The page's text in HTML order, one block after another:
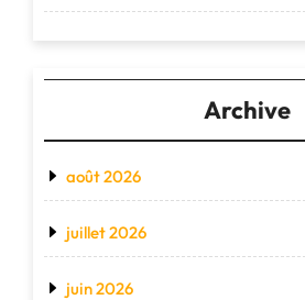
Archive
août 2026
juillet 2026
juin 2026